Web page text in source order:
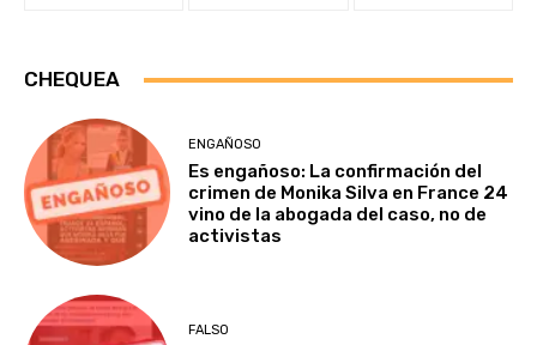
CHEQUEA
ENGAÑOSO
Es engañoso: La confirmación del
crimen de Monika Silva en France 24
vino de la abogada del caso, no de
activistas
FALSO